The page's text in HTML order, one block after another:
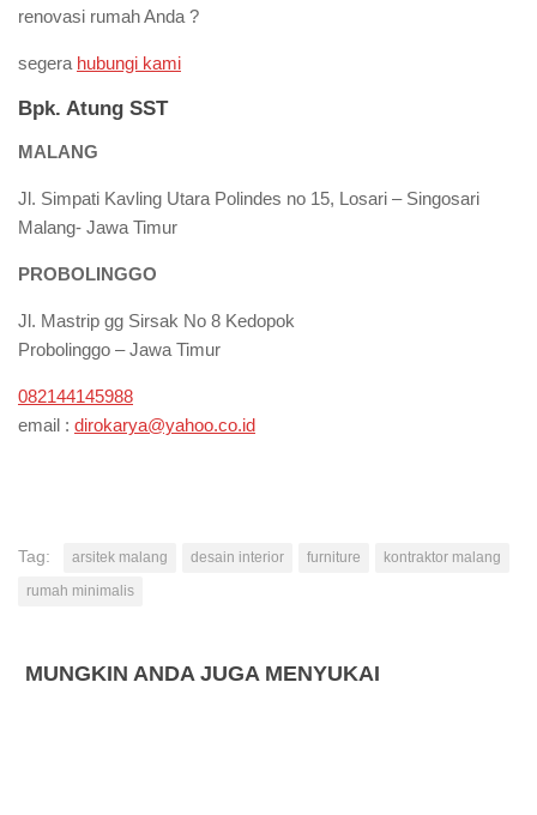
renovasi rumah Anda ?
segera hubungi kami
Bpk. Atung SST
MALANG
Jl. Simpati Kavling Utara Polindes no 15, Losari – Singosari
Malang- Jawa Timur
PROBOLINGGO
Jl. Mastrip gg Sirsak No 8 Kedopok
Probolinggo – Jawa Timur
082144145988
email : dirokarya@yahoo.co.id
Tag: arsitek malang desain interior furniture
kontraktor malang
rumah minimalis
MUNGKIN ANDA JUGA MENYUKAI